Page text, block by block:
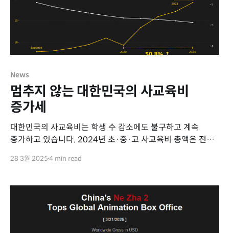
News
멈추지 않는 대한민국의 사교육비
증가세
대한민국의 사교육비는 학생 수 감소에도 불구하고 계속
증가하고 있습니다. 2024년 초·중·고 사교육비 총액은 전년
수가 줄어드는 상황에서도 사교육 시장 규모가 커지고 있으며,
의미합니다.
28 3월 20254 min read